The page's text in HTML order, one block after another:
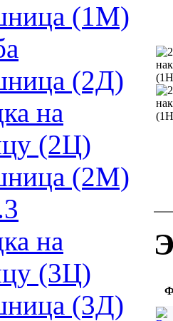
(1М)
(2Д)
на
(2Ц)
(2М)
на
(3Ц)
(3Д)